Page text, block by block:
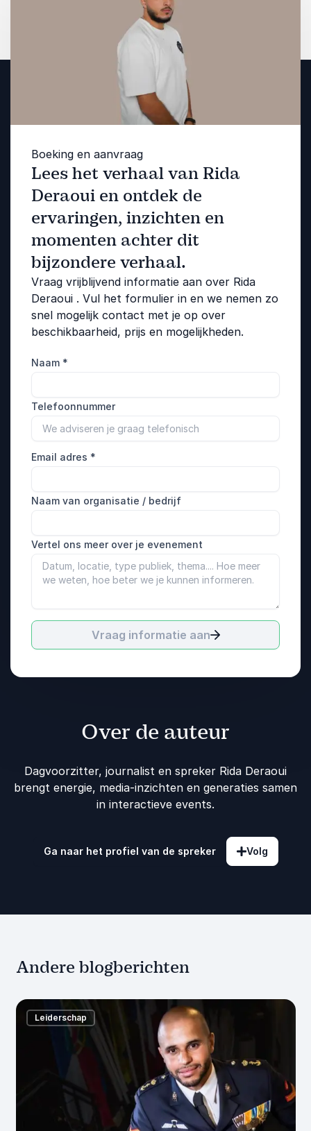
Boeking en aanvraag
Lees het verhaal van Rida
Deraoui en ontdek de
ervaringen, inzichten en
momenten achter dit
bijzondere verhaal.
Vraag vrijblijvend informatie aan over Rida
Deraoui . Vul het formulier in en we nemen zo
snel mogelijk contact met je op over
beschikbaarheid, prijs en mogelijkheden.
Naam *
Telefoonnummer
Email adres *
Naam van organisatie / bedrijf
Vertel ons meer over je evenement
Vraag informatie aan
Over de auteur
Dagvoorzitter, journalist en spreker Rida Deraoui
brengt energie, media-inzichten en generaties samen
in interactieve events.
Ga naar het profiel van de spreker Volg
Andere blogberichten
Leiderschap